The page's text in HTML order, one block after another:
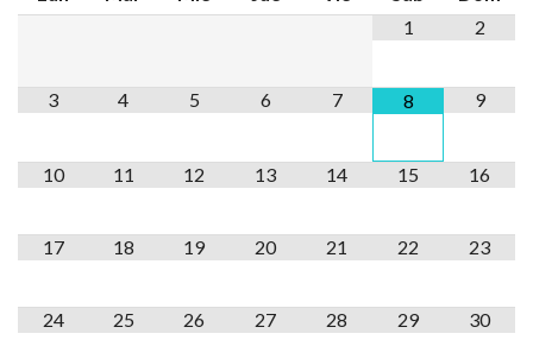
1
2
3 4 5 6 7 8 9
10 11 12 13 14 15 16
17 18 19 20 21 22 23
24 25 26 27 28 29 30